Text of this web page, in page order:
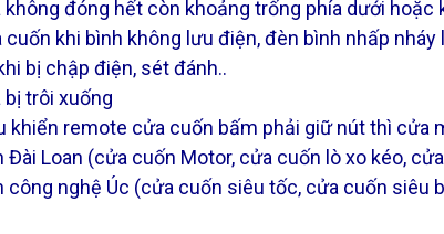
đóng hết còn khoảng trống phía dưới hoặc
khi bình không lưu điện, đèn bình nhấp
bị chập điện, sét đánh..
trôi xuống
khiển remote cửa cuốn bấm phải giữ nút thì cửa
Loan (cửa cuốn Motor, cửa cuốn lò xo kéo,
công nghệ Úc (cửa cuốn siêu tốc, cửa cuốn